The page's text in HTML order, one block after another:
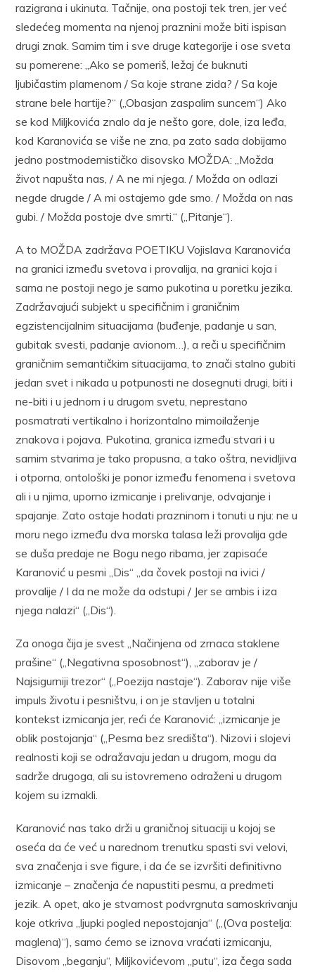
razigrana i ukinuta. Tačnije, ona postoji tek tren, jer već
sledećeg momenta na njenoj praznini može biti ispisan
drugi znak. Samim tim i sve druge kategorije i ose sveta
su pomerene: „Ako se pomeriš, ležaj će buknuti
ljubičastim plamenom / Sa koje strane zida? / Sa koje
strane bele hartije?“ („Obasjan zaspalim suncem“) Ako
se kod Miljkovića znalo da je nešto gore, dole, iza leđa,
kod Karanovića se više ne zna, pa zato sada dobijamo
jedno postmodernističko disovsko MOŽDA: „Možda
život napušta nas, / A ne mi njega. / Možda on odlazi
negde drugde / A mi ostajemo gde smo. / Možda on nas
gubi. / Možda postoje dve smrti.“ („Pitanje“).
A to MOŽDA zadržava POETIKU Vojislava Karanovića
na granici između svetova i provalija, na granici koja i
sama ne postoji nego je samo pukotina u poretku jezika.
Zadržavajući subjekt u specifičnim i graničnim
egzistencijalnim situacijama (buđenje, padanje u san,
gubitak svesti, padanje avionom…), a reči u specifičnim
graničnim semantičkim situacijama, to znači stalno gubiti
jedan svet i nikada u potpunosti ne dosegnuti drugi, biti i
ne-biti i u jednom i u drugom svetu, neprestano
posmatrati vertikalno i horizontalno mimoilaženje
znakova i pojava. Pukotina, granica između stvari i u
samim stvarima je tako propusna, a tako oštra, nevidljiva
i otporna, ontološki je ponor između fenomena i svetova
ali i u njima, uporno izmicanje i prelivanje, odvajanje i
spajanje. Zato ostaje hodati prazninom i tonuti u nju: ne u
moru nego između dva morska talasa leži provalija gde
se duša predaje ne Bogu nego ribama, jer zapisaće
Karanović u pesmi „Dis“ „da čovek postoji na ivici /
provalije / I da ne može da odstupi / Jer se ambis i iza
njega nalazi“ („Dis“).
Za onoga čija je svest „Načinjena od zrnaca staklene
prašine“ („Negativna sposobnost“), „zaborav je /
Najsigurniji trezor“ („Poezija nastaje“). Zaborav nije više
impuls životu i pesništvu, i on je stavljen u totalni
kontekst izmicanja jer, reći će Karanović: „izmicanje je
oblik postojanja“ („Pesma bez središta“). Nizovi i slojevi
realnosti koji se odražavaju jedan u drugom, mogu da
sadrže drugoga, ali su istovremeno odraženi u drugom
kojem su izmakli.
Karanović nas tako drži u graničnoj situaciji u kojoj se
oseća da će već u narednom trenutku spasti svi velovi,
sva značenja i sve figure, i da će se izvršiti definitivno
izmicanje – značenja će napustiti pesmu, a predmeti
jezik. A opet, ako je stvarnost podvrgnuta samoskrivanju
koje otkriva „ljupki pogled nepostojanja“ („(Ova postelja:
maglena)“), samo ćemo se iznova vraćati izmicanju,
Disovom „beganju“, Miljkovićevom „putu“, iza čega sada